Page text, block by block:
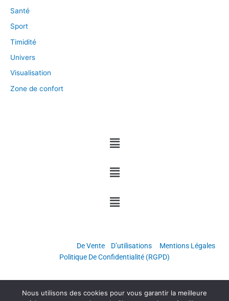
Santé
Sport
Timidité
Univers
Visualisation
Zone de confort
Menu
Menu
Menu
De Vente D’utilisations Mentions Légales
Politique De Confidentialité (RGPD)
Nous utilisons des cookies pour vous garantir la meilleure